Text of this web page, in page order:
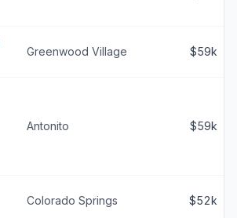
Greenwood Village $59k
Antonito $59k
Colorado Springs $52k